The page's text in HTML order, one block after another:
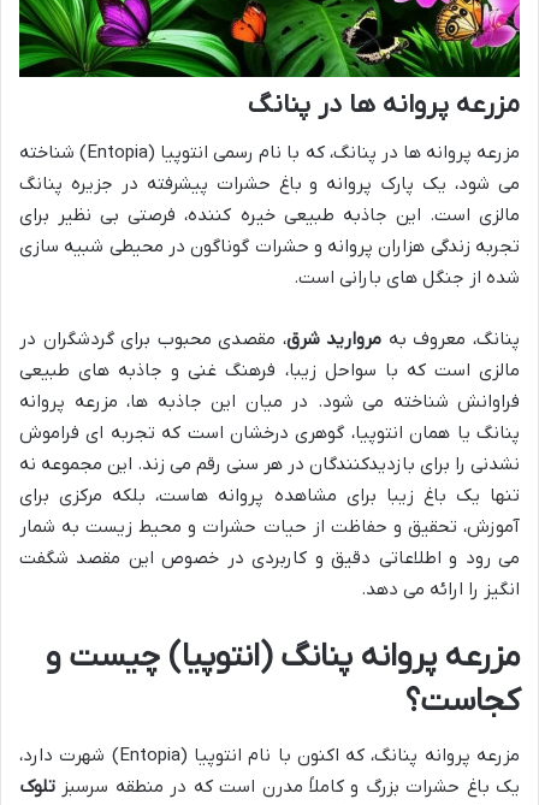
مزرعه پروانه ها در پنانگ
مزرعه پروانه ها در پنانگ، که با نام رسمی انتوپیا (Entopia) شناخته
می شود، یک پارک پروانه و باغ حشرات پیشرفته در جزیره پنانگ
مالزی است. این جاذبه طبیعی خیره کننده، فرصتی بی نظیر برای
تجربه زندگی هزاران پروانه و حشرات گوناگون در محیطی شبیه سازی
شده از جنگل های بارانی است.
پنانگ، معروف به مروارید شرق، مقصدی محبوب برای گردشگران در
مالزی است که با سواحل زیبا، فرهنگ غنی و جاذبه های طبیعی
فراوانش شناخته می شود. در میان این جاذبه ها، مزرعه پروانه
پنانگ یا همان انتوپیا، گوهری درخشان است که تجربه ای فراموش
نشدنی را برای بازدیدکنندگان در هر سنی رقم می زند. این مجموعه نه
تنها یک باغ زیبا برای مشاهده پروانه هاست، بلکه مرکزی برای
آموزش، تحقیق و حفاظت از حیات حشرات و محیط زیست به شمار
می رود و اطلاعاتی دقیق و کاربردی در خصوص این مقصد شگفت
انگیز را ارائه می دهد.
مزرعه پروانه پنانگ (انتوپیا) چیست و
کجاست؟
مزرعه پروانه پنانگ، که اکنون با نام انتوپیا (Entopia) شهرت دارد،
یک باغ حشرات بزرگ و کاملاً مدرن است که در منطقه سرسبز تلوک